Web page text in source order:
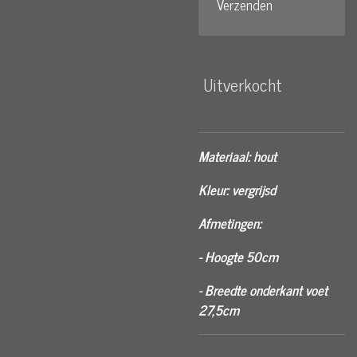
Verzenden
Uitverkocht
Materiaal: hout
Kleur: vergrijsd
Afmetingen:
- Hoogte 50cm
- Breedte onderkant voet
27,5cm